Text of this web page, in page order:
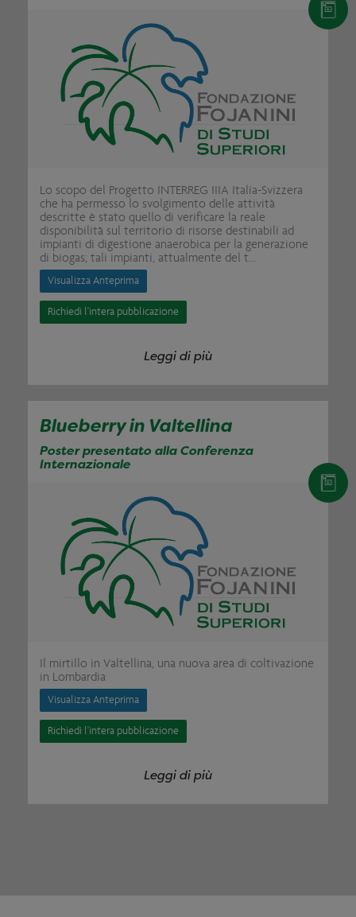
Lo scopo del Progetto INTERREG IIIA Italia-Svizzera
che ha permesso lo svolgimento delle attività
descritte è stato quello di verificare la reale
disponibilità sul territorio di risorse destinabili ad
impianti di digestione anaerobica per la generazione
di biogas; tali impianti, attualmente del t...
Visualizza Anteprima
Richiedi l'intera pubblicazione
Leggi di più
Blueberry in Valtellina
Poster presentato alla Conferenza
Internazionale
Il mirtillo in Valtellina, una nuova area di coltivazione
in Lombardia
Visualizza Anteprima
Richiedi l'intera pubblicazione
Leggi di più